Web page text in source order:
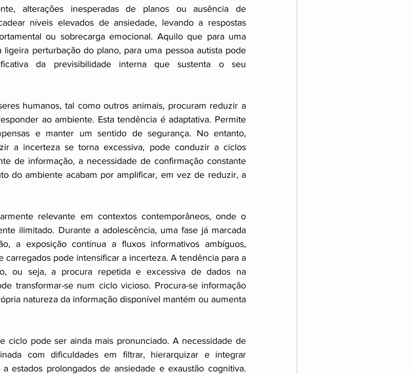
alterações inesperadas de planos ou ausência de
níveis elevados de ansiedade, levando a respostas
ou sobrecarga emocional. Aquilo que para uma
perturbação do plano, para uma pessoa autista pode
da previsibilidade interna que sustenta o seu
humanos, tal como outros animais, procuram reduzir a
ao ambiente. Esta tendência é adaptativa. Permite
e manter um sentido de segurança. No entanto,
a incerteza se torna excessiva, pode conduzir a ciclos
de informação, a necessidade de confirmação constante
do ambiente acabam por amplificar, em vez de reduzir, a
relevante em contextos contemporâneos, onde o
ilimitado. Durante a adolescência, uma fase já marcada
a exposição contínua a fluxos informativos ambíguos,
pode intensificar a incerteza. A tendência para a
ou seja, a procura repetida e excessiva de dados na
transformar-se num ciclo vicioso. Procura-se informação
natureza da informação disponível mantém ou aumenta
ciclo pode ser ainda mais pronunciado. A necessidade de
com dificuldades em filtrar, hierarquizar e integrar
estados prolongados de ansiedade e exaustão cognitiva.